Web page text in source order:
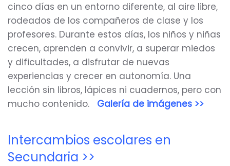
cinco días en un entorno diferente, al aire libre,
rodeados de los compañeros de clase y los
profesores. Durante estos días, los niños y niñas
crecen, aprenden a convivir, a superar miedos
y dificultades, a disfrutar de nuevas
experiencias y crecer en autonomía. Una
lección sin libros, lápices ni cuadernos, pero con
mucho contenido. Galería de imágenes >>
Intercambios escolares en
Secundaria >>